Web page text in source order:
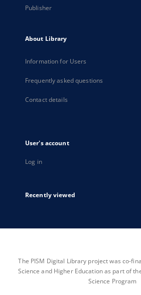
Publisher
About Library
Information for Users
Frequently asked questions
Contact details
User's account
Log in
Recently viewed
The PISM Digital Library project was co-
Science and Higher Education as part of
Science Program